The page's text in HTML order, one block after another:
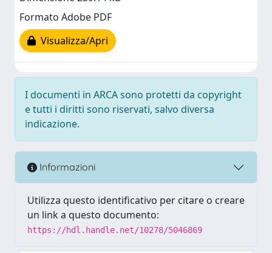
Formato Adobe PDF
Visualizza/Apri
I documenti in ARCA sono protetti da copyright
e tutti i diritti sono riservati, salvo diversa
indicazione.
Informazioni
Utilizza questo identificativo per citare o creare
un link a questo documento:
https://hdl.handle.net/10278/5046869